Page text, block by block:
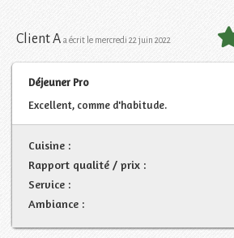
Client A a écrit le mercredi 22 juin 2022
Déjeuner Pro
Excellent, comme d'habitude.
Cuisine :
Rapport qualité / prix :
Service :
Ambiance :